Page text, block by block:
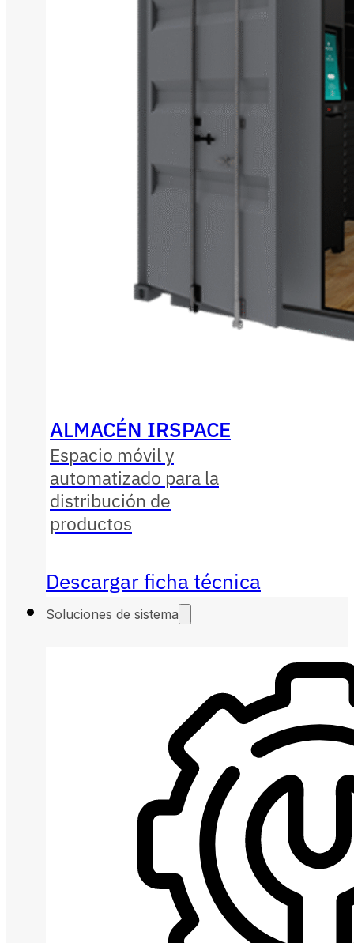
ALMACÉN IRSPACE
Espacio móvil y
automatizado para la
distribución de
productos
Descargar ficha técnica
Soluciones de sistema